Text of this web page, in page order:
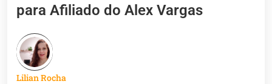
para Afiliado do Alex Vargas
Lilian Rocha